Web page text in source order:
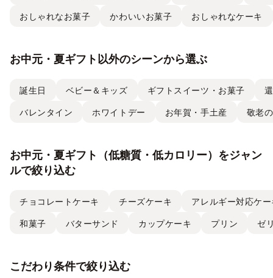
おしゃれなお菓子 かわいいお菓子 おしゃれなケーキ
お中元・夏ギフト以外のシーンから選ぶ
誕生日 ベビー＆キッズ ギフトスイーツ・お菓子
バレンタイン ホワイトデー お年賀・手土産 敬老
お中元・夏ギフト（低糖質・低カロリー）をジャン
ルで絞り込む
チョコレートケーキ チーズケーキ アレルギー対応ケ
和菓子 バターサンド カップケーキ プリン ゼ
こだわり条件で絞り込む